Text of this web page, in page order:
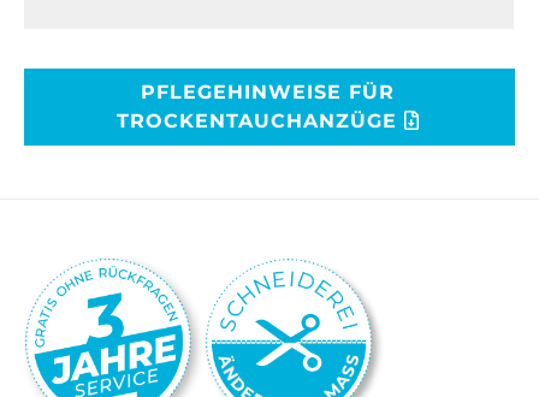
PFLEGEHINWEISE FÜR
TROCKENTAUCHANZÜGE